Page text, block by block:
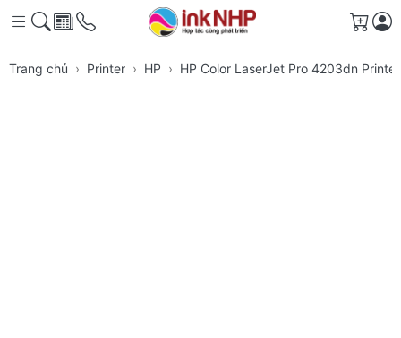
Giỏ
Trang chủ Printer HP HP Color LaserJet Pro 4203dn